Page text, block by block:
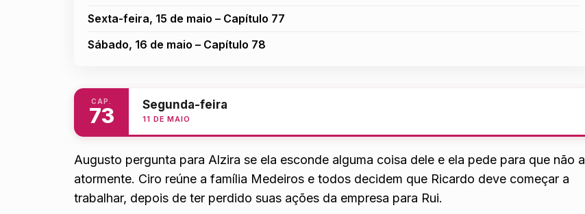
Sexta-feira, 15 de maio – Capítulo 77
Sábado, 16 de maio – Capítulo 78
CAP.
73 Segunda-feira
11 DE MAIO
Augusto pergunta para Alzira se ela esconde alguma coisa dele e ela pede para que não a
atormente. Ciro reúne a família Medeiros e todos decidem que Ricardo deve começar a
trabalhar, depois de ter perdido suas ações da empresa para Rui.